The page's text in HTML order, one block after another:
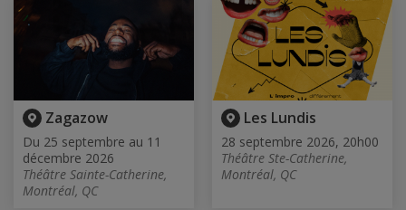
Zagazow
Du 25 septembre au 11
décembre 2026
Théâtre Sainte-Catherine,
Montréal, QC
Les Lundis
28 septembre 2026, 20h00
Théâtre Ste-Catherine,
Montréal, QC